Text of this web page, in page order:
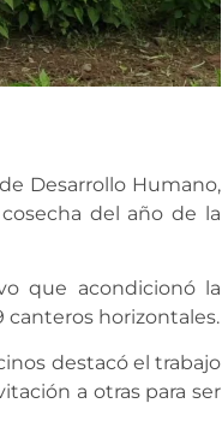
Desarrollo Humano,
del año de la
que acondicionó la
canteros horizontales.
destacó el trabajo
a otras para ser